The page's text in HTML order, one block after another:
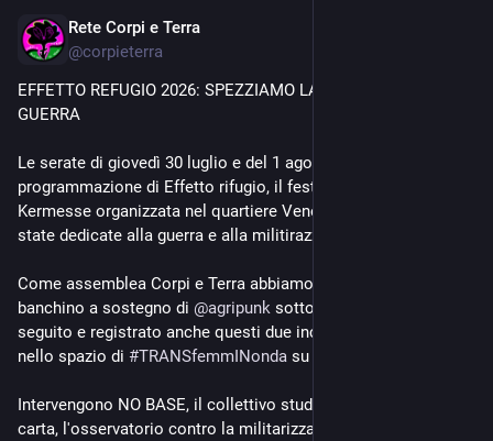
Rete Corpi e Terra
@corpieterra
EFFETTO REFUGIO 2026: SPEZZIAMO LA CATENA DELLA
GUERRA
Le serate di giovedì 30 luglio e del 1 agosto nella
programmazione di Effetto rifugio, il festival alternativo alla
Kermesse organizzata nel quartiere Venezia di
state dedicate alla guerra e alla militirazzazione.
Come assemblea Corpi e Terra abbiamo partecipato con un
banchino a sostegno di @agripunk sotto sfratto e abbiamo
seguito e registrato anche questi due incontri per pubblicarli
nello spazio di #TRANSfemmINonda su radiosonar.net
Intervengono NO BASE, il collettivo studentesco Scuola di
carta, l'osservatorio contro la militarizzazione nelle scuole, il